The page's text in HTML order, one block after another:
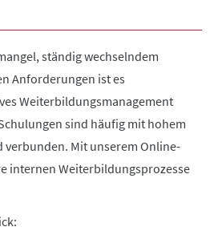
ständig wechselndem
Anforderungen ist es
Weiterbildungsmanagement
sind häufig mit hohem
verbunden. Mit unserem Online-
internen Weiterbildungsprozesse